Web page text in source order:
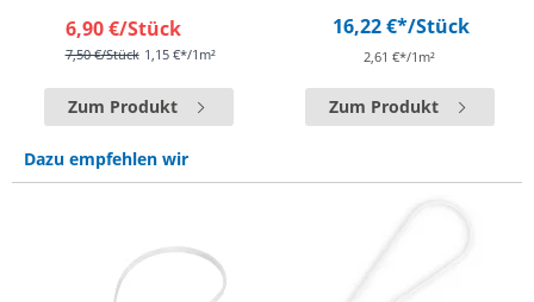
6,90 €/Stück
7,50 €/Stück 1,15 €*/1m²
Zum Produkt
16,22 €*/Stück
2,61 €*/1m²
Zum Produkt
Dazu empfehlen wir